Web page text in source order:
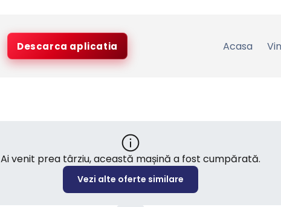
Descarca aplicatia Acasa
Ai venit prea târziu, această mașină a fost cumpărată.
Vezi alte oferte similare